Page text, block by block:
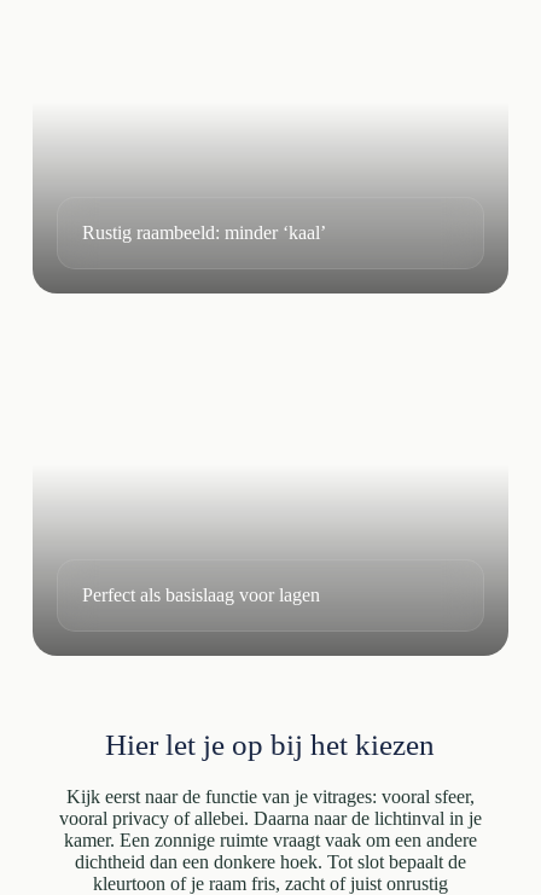
Rustig raambeeld: minder ‘kaal’
Perfect als basislaag voor lagen
Hier let je op bij het kiezen
Kijk eerst naar de functie van je vitrages: vooral sfeer,
vooral privacy of allebei. Daarna naar de lichtinval in je
kamer. Een zonnige ruimte vraagt vaak om een andere
dichtheid dan een donkere hoek. Tot slot bepaalt de
kleurtoon of je raam fris, zacht of juist onrustig